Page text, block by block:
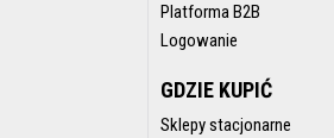
Platforma B2B
Logowanie
GDZIE KUPIĆ
Sklepy stacjonarne